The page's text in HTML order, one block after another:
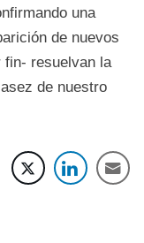
una
de nuevos
fin- resuelvan la
de nuestro